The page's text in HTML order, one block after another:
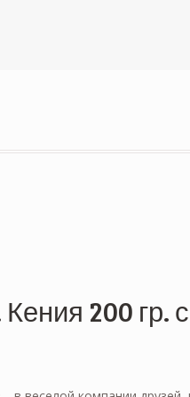
200 гр.